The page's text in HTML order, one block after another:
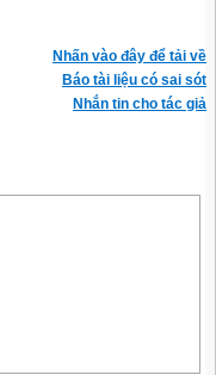
Nhấn vào đây để tải về
Báo tài liệu có sai sót
Nhắn tin cho tác giả